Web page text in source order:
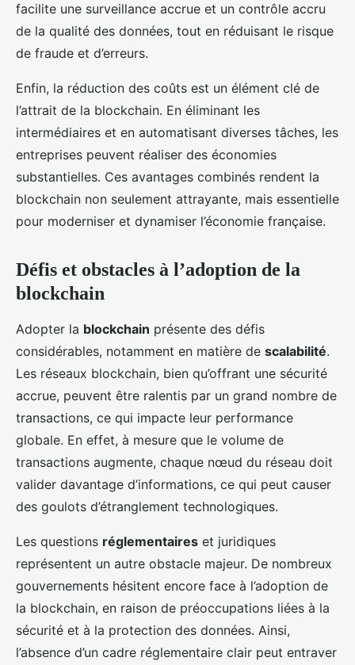
facilite une surveillance accrue et un contrôle accru
de la qualité des données, tout en réduisant le risque
de fraude et d’erreurs.
Enfin, la réduction des coûts est un élément clé de
l’attrait de la blockchain. En éliminant les
intermédiaires et en automatisant diverses tâches, les
entreprises peuvent réaliser des économies
substantielles. Ces avantages combinés rendent la
blockchain non seulement attrayante, mais essentielle
pour moderniser et dynamiser l’économie française.
Défis et obstacles à l’adoption de la
blockchain
Adopter la blockchain présente des défis
considérables, notamment en matière de scalabilité.
Les réseaux blockchain, bien qu’offrant une sécurité
accrue, peuvent être ralentis par un grand nombre de
transactions, ce qui impacte leur performance
globale. En effet, à mesure que le volume de
transactions augmente, chaque nœud du réseau doit
valider davantage d’informations, ce qui peut causer
des goulots d’étranglement technologiques.
Les questions réglementaires et juridiques
représentent un autre obstacle majeur. De nombreux
gouvernements hésitent encore face à l’adoption de
la blockchain, en raison de préoccupations liées à la
sécurité et à la protection des données. Ainsi,
l’absence d’un cadre réglementaire clair peut entraver